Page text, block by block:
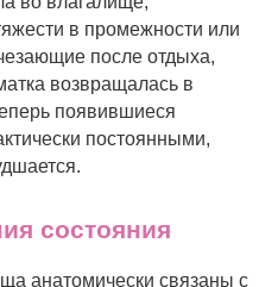
в промежности или
после отдыха,
возвращалась в
появившиеся
постоянными,
состояния
анатомически связаны с